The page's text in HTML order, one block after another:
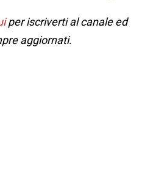
per iscriverti al canale ed
aggiornati.